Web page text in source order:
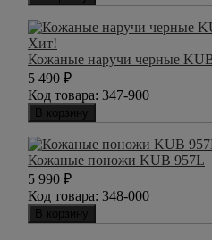
Хит!
Кожаные наручи черные
5 490 ₽
Код товара: 347-900
В корзину
Кожаные поножи KUB 957L
5 990 ₽
Код товара: 348-000
В корзину